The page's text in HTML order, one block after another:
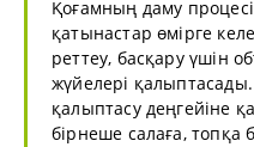
Қоғамның даму
қатынастар өмірге
реттеу, басқару үшін
жүйелері
қалыптасу деңгейіне
бірнеше салаға, топқа